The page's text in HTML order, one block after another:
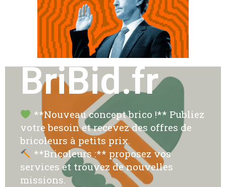
BriBid.fr
**Nouveau concept brico !** Publiez
votre besoin et recevez des offres de
bricoleurs à petits prix.
**Bricoleurs :** proposez vos
services et trouvez de nouvelles
missions.